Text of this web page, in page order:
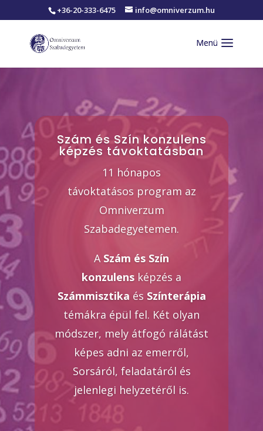
+36-20-333-6475 info@omniverzum.hu
Szám és Szín konzulens
képzés távoktatásban
11 hónapos
távoktatásos program az
Omniverzum
Szabadegyetemen.
A Szám és Szín
konzulens képzés a
Számmisztika és Színterápia
témákra épül fel. Két olyan
módszer, mely átfogó rálátást
képes adni az emerről,
Sorsáról, feladatáról és
jelenlegi helyzetéről is.